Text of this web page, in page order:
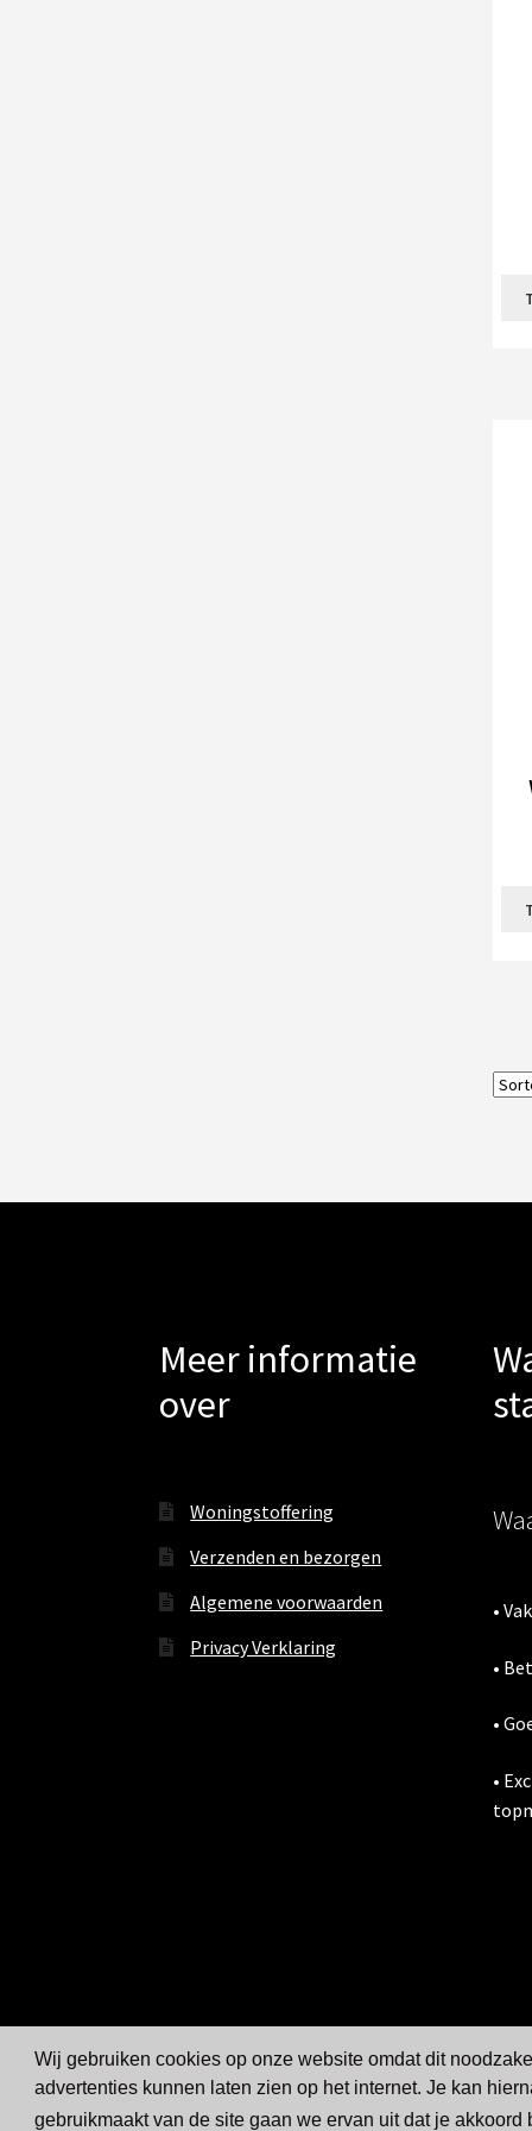
Wij gebruiken cookies op onze website omdat dit
advertenties kunnen laten zien op het internet. Je kan
gebruikmaakt van de site gaan we ervan uit dat je akkoord
Meer informatie
over
Woningstoffering
Verzenden en bezorgen
Algemene voorwaarden
Privacy Verklaring
•
•
•
•